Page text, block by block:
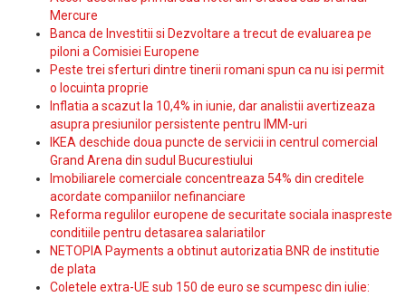
Mercure
Banca de Investitii si Dezvoltare a trecut de evaluarea pe
piloni a Comisiei Europene
Peste trei sferturi dintre tinerii romani spun ca nu isi permit
o locuinta proprie
Inflatia a scazut la 10,4% in iunie, dar analistii avertizeaza
asupra presiunilor persistente pentru IMM-uri
IKEA deschide doua puncte de servicii in centrul comercial
Grand Arena din sudul Bucurestiului
Imobiliarele comerciale concentreaza 54% din creditele
acordate companiilor nefinanciare
Reforma regulilor europene de securitate sociala inaspreste
conditiile pentru detasarea salariatilor
NETOPIA Payments a obtinut autorizatia BNR de institutie
de plata
Coletele extra-UE sub 150 de euro se scumpesc din iulie: